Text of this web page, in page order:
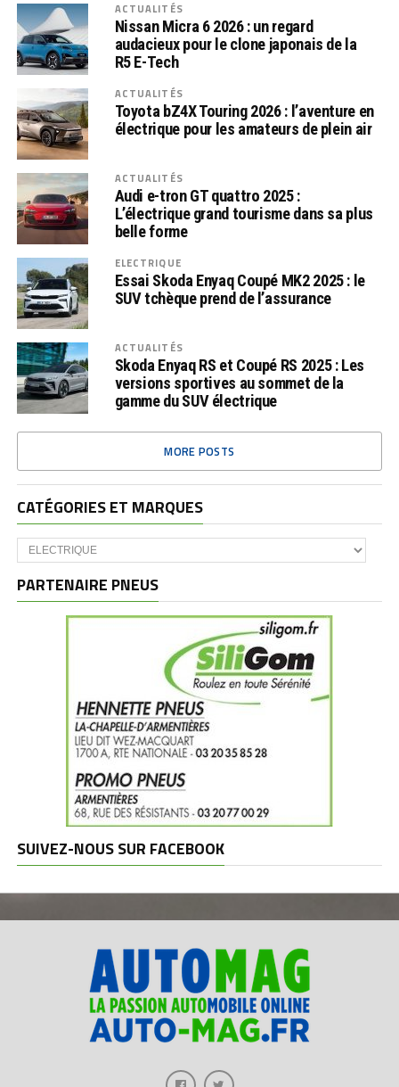
ACTUALITÉS
Nissan Micra 6 2026 : un regard
audacieux pour le clone japonais de la
R5 E-Tech
ACTUALITÉS
Toyota bZ4X Touring 2026 : l’aventure en
électrique pour les amateurs de plein air
ACTUALITÉS
Audi e-tron GT quattro 2025 :
L’électrique grand tourisme dans sa plus
belle forme
ELECTRIQUE
Essai Skoda Enyaq Coupé MK2 2025 : le
SUV tchèque prend de l’assurance
ACTUALITÉS
Skoda Enyaq RS et Coupé RS 2025 : Les
versions sportives au sommet de la
gamme du SUV électrique
MORE POSTS
CATÉGORIES ET MARQUES
Catégories
et
PARTENAIRE PNEUS
SUIVEZ-NOUS SUR FACEBOOK